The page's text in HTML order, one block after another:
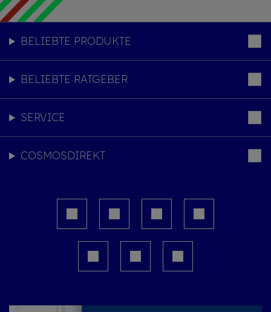
BELIEBTE PRODUKTE
BELIEBTE RATGEBER
SERVICE
COSMOSDIREKT